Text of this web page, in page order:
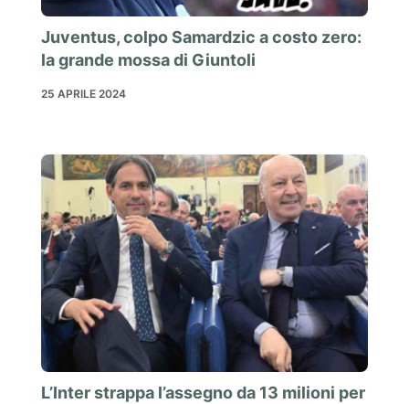
Juventus, colpo Samardzic a costo zero:
la grande mossa di Giuntoli
25 APRILE 2024
L’Inter strappa l’assegno da 13 milioni per